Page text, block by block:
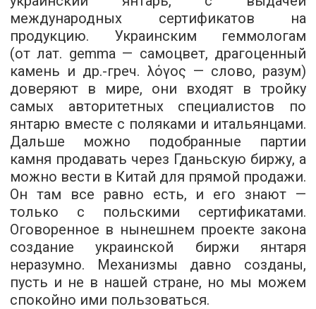
международных сертификатов на
продукцию. Украинским геммологам
(от лат. gemma — самоцвет, драгоценный
камень и др.-греч. λόγος — слово, разум)
доверяют в мире, они входят в тройку
самых авторитетных специалистов по
янтарю вместе с поляками и итальянцами.
Дальше можно подобранные партии
камня продавать через Гданьскую биржу, а
можно вести в Китай для прямой продажи.
Он там все равно есть, и его знают —
только с польскими сертификатами.
Оговоренное в нынешнем проекте закона
создание украинской биржи янтаря
неразумно. Механизмы давно созданы,
пусть и не в нашей стране, но мы можем
спокойно ими пользоваться.